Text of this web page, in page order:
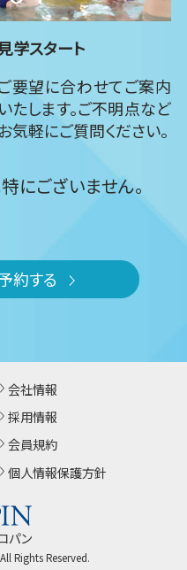
見学スタート
要望に合わせてご案内
いたします。ご不明点など
お気軽にご質問ください。
にございません。
約する
会社情報
採用情報
会員規約
個人情報保護方針
パン
Rights Reserved.